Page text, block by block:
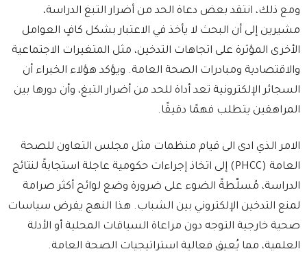
ومع ذلك، انتقد بعض دعاة الحد من أضرار التبغ الدراسة،
مشيرين إلى أن البحث لا يأخذ في الاعتبار بشكل كافٍ العوامل
الأخرى المؤثرة على اتجاهات التدخين، مثل المتغيرات الاجتماعية
والاقتصادية ومبادرات الصحة العامة. ويؤكد هؤلاء الخبراء أن
السجائر الإلكترونية تعد أداة للحد من أضرار التبغ، وأن دورها بين
المراهقين يتطلب فهمًا دقيقًا.
الامر الذي ادى الى قيام منظمات مثل مجلس التعاون للصحة
العامة (PHCC) إلى اتخاذ إجراءات حكومية عاجلة استجابةً لنتائج
الدراسة، مُسلّطةً الضوء على ضرورة وضع لوائح أكثر صرامة
لمنع التدخين الإلكتروني بين الشباب. هذا النهج يفرض سياسات
صحية خارجية التوجه دون مراعاة السياقات المحلية أو الأدلة
العلمية، مما يُعيق فعالية استراتيجيات الصحة العامة.